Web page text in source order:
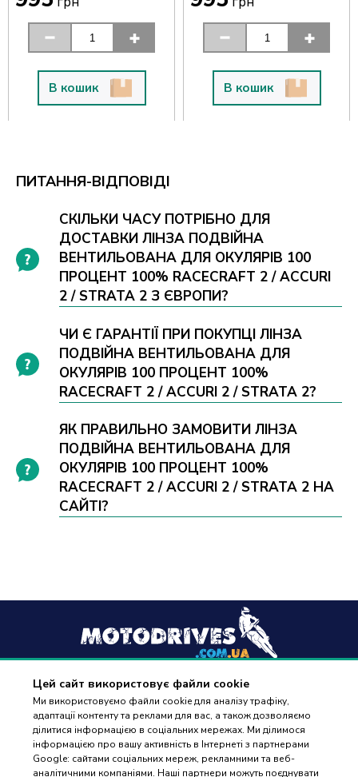
Цей сайт використовує файли cookie
Ми використовуємо файли cookie для аналізу трафіку,
адаптації контенту та реклами для вас, а також дозволяємо
ділитися інформацією в соціальних мережах. Ми ділимося
інформацією про вашу активність в Інтернеті з партнерами
Google: сайтами соціальних мереж, рекламними та веб-
аналітичними компаніями. Наші партнери можуть поєднувати
В кошик В кошик
ПИТАННЯ-ВІДПОВІДІ
СКІЛЬКИ ЧАСУ ПОТРІБНО ДЛЯ
ДОСТАВКИ ЛІНЗА ПОДВІЙНА
ВЕНТИЛЬОВАНА ДЛЯ ОКУЛЯРІВ 100
ПРОЦЕНТ 100% RACECRAFT 2 / ACCURI
2 / STRATA 2 З ЄВРОПИ?
ЧИ Є ГАРАНТІЇ ПРИ ПОКУПЦІ ЛІНЗА
ПОДВІЙНА ВЕНТИЛЬОВАНА ДЛЯ
ОКУЛЯРІВ 100 ПРОЦЕНТ 100%
RACECRAFT 2 / ACCURI 2 / STRATA 2?
ЯК ПРАВИЛЬНО ЗАМОВИТИ ЛІНЗА
ПОДВІЙНА ВЕНТИЛЬОВАНА ДЛЯ
ОКУЛЯРІВ 100 ПРОЦЕНТ 100%
RACECRAFT 2 / ACCURI 2 / STRATA 2 НА
САЙТІ?
+38(096) 488 77 88
дзвінки приймаються в робочі дні з 9:00 до 18:00